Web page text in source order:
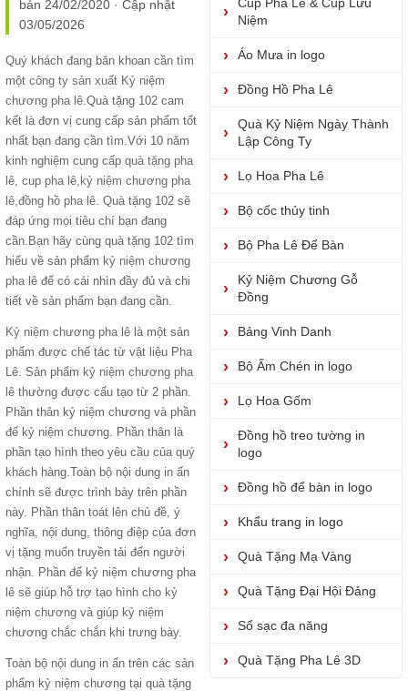
bản 24/02/2020 · Cập nhật
03/05/2026
Quý khách đang băn khoan cần tìm
một công ty sản xuất Kỷ niệm
chương pha lê.Quà tặng 102 cam
kết là đơn vị cung cấp sản phẩm tốt
nhất bạn đang cần tìm.Với 10 năm
kinh nghiệm cung cấp quà tặng pha
lê, cup pha lê, kỷ niệm chương pha
lê,đồng hồ pha lê. Quà tặng 102 sẽ
đáp ứng mọi tiêu chí bạn đang
cần.Bạn hãy cùng quà tặng 102 tìm
hiểu về sản phẩm kỷ niệm chương
pha lê để có cái nhìn đầy đủ và chi
tiết về sản phẩm bạn đang cần.
Kỷ niệm chương pha lê là một sản
phẩm được chế tác từ vật liệu Pha
Lê. Sản phẩm kỷ niệm chương pha
lê thường được cấu tạo từ 2 phần.
Phần thân kỷ niệm chương và phần
đế kỷ niệm chương. Phần thân là
phần tạo hình theo yêu cầu của quý
khách hàng.Toàn bộ nội dung in ấn
chính sẽ được trình bày trên phần
này. Phần thân toát lên chủ đề, ý
nghĩa, nội dung, thông điệp của đơn
vị tặng muốn truyền tải đến người
nhận. Phần đế kỷ niệm chương pha
lê sẽ giúp hỗ trợ tạo hình cho kỷ
niệm chương và giúp kỷ niệm
chương chắc chắn khi trưng bày.
Toàn bộ nội dung in ấn trên các sản
phẩm kỷ niệm chương tại quà tặng
Niệm
Áo Mưa in logo
Đồng Hồ Pha Lê
Quà Kỷ Niệm Ngày Thành
Lập Công Ty
Lọ Hoa Pha Lê
Bộ cốc thủy tinh
Bộ Pha Lê Để Bàn
Kỷ Niệm Chương Gỗ
Đồng
Bảng Vinh Danh
Bộ Ấm Chén in logo
Lọ Hoa Gốm
Đồng hồ treo tường in
logo
Đồng hồ để bàn in logo
Khẩu trang in logo
Quà Tặng Mạ Vàng
Quà Tặng Đại Hội Đảng
Sổ sạc đa năng
Quà Tặng Pha Lê 3D